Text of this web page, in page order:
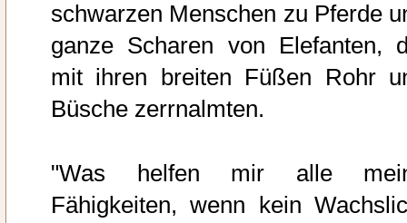
schwarzen Menschen zu Pferde
ganze Scharen von Elefanten,
mit ihren breiten Füßen Rohr
Büsche zerrnalmten.
"Was helfen mir alle
Fähigkeiten, wenn kein